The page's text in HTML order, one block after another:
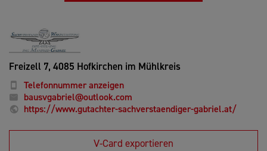
Freizell 7, 4085 Hofkirchen im Mühlkreis
Telefonnummer anzeigen
bausvgabriel@outlook.com
https://www.gutachter-sachverstaendiger-gabriel.at/
V-Card exportieren